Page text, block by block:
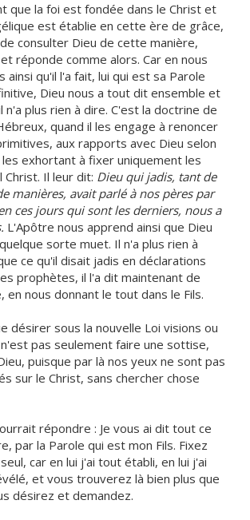
que la foi est fondée dans le Christ et
est établie en cette ère de grâce,
consulter Dieu de cette manière,
réponde comme alors. Car en nous
ainsi qu'il l'a fait, lui qui est sa Parole
Dieu nous a tout dit ensemble et
n'a plus rien à dire. C'est la doctrine de
quand il les engage à renoncer
aux rapports avec Dieu selon
exhortant à fixer uniquement les
Christ. Il leur dit: Dieu qui jadis, tant de
manières, avait parlé à nos pères par
ces jours qui sont les derniers, nous a
L'Apôtre nous apprend ainsi que Dieu
sorte muet. Il n'a plus rien à
ce qu'il disait jadis en déclarations
prophètes, il l'a dit maintenant de
en nous donnant le tout dans le Fils.
désirer sous la nouvelle Loi visions ou
pas seulement faire une sottise,
puisque par là nos yeux ne sont pas
sur le Christ, sans chercher chose
répondre : Je vous ai dit tout ce
par la Parole qui est mon Fils. Fixez
car en lui j'ai tout établi, en lui j'ai
et vous trouverez là bien plus que
désirez et demandez.